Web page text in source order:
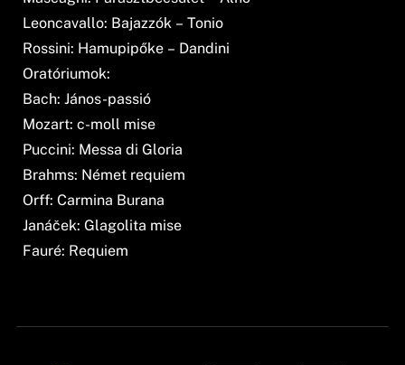
Leoncavallo: Bajazzók – Tonio
Rossini: Hamupipőke – Dandini
Oratóriumok:
Bach: János-passió
Mozart: c-moll mise
Puccini: Messa di Gloria
Brahms: Német requiem
Orff: Carmina Burana
Janáček: Glagolita mise
Fauré: Requiem